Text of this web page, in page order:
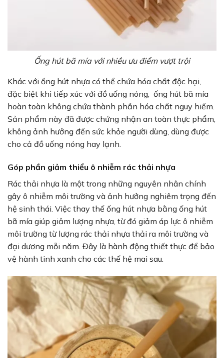
Ống hút bã mía với nhiều ưu điểm vượt trội
Khác với ống hút nhựa có thể chứa hóa chất độc hại,
đặc biệt khi tiếp xúc với đồ uống nóng, ống hút bã mía
hoàn toàn không chứa thành phần hóa chất nguy hiểm.
Sản phẩm này đã được chứng nhận an toàn thực phẩm,
không ảnh hưởng đến sức khỏe người dùng, dùng được
cho cả đồ uống nóng hay lạnh.
Góp phần giảm thiểu ô nhiễm rác thải nhựa
Rác thải nhựa là một trong những nguyên nhân chính
gây ô nhiễm môi trường và ảnh hưởng nghiêm trọng đến
hệ sinh thái. Việc thay thế ống hút nhựa bằng ống hút
bã mía giúp giảm lượng nhựa, từ đó giảm áp lực ô nhiễm
môi trường từ lượng rác thải nhựa thải ra môi trường và
đại dương mỗi năm. Đây là hành động thiết thực để bảo
vệ hành tinh xanh cho các thế hệ mai sau.